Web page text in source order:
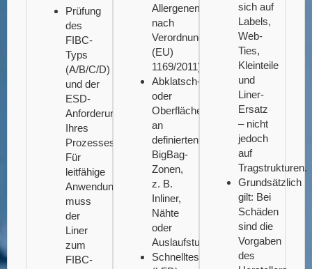
Prüfung
des
FIBC-
Typs
(A/B/C/D)
und der
ESD-
Anforderungen
Ihres
Prozesses.
Für
leitfähige
Anwendungen
muss
der
Liner
zum
FIBC-
Allergenen
nach
Verordnung
(EU)
1169/2011).
Abklatsch-
oder
Oberflächenproben
an
definierten
BigBag-
Zonen,
z. B.
Inliner,
Nähte
oder
Auslaufstutzen.
Schnelltests
sich auf
Labels,
Web-
Ties,
Kleinteile
und
Liner-
Ersatz
– nicht
jedoch
auf
Tragstrukturen.
Grundsätzlich
gilt: Bei
Schäden
sind die
Vorgaben
des